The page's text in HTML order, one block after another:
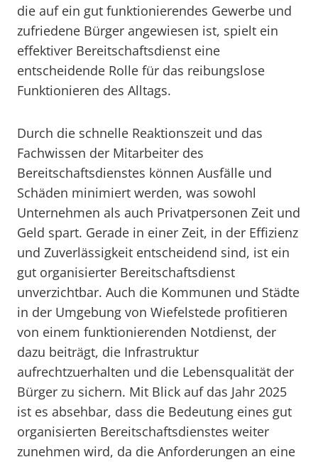
die auf ein gut funktionierendes Gewerbe und
zufriedene Bürger angewiesen ist, spielt ein
effektiver Bereitschaftsdienst eine
entscheidende Rolle für das reibungslose
Funktionieren des Alltags.
Durch die schnelle Reaktionszeit und das
Fachwissen der Mitarbeiter des
Bereitschaftsdienstes können Ausfälle und
Schäden minimiert werden, was sowohl
Unternehmen als auch Privatpersonen Zeit und
Geld spart. Gerade in einer Zeit, in der Effizienz
und Zuverlässigkeit entscheidend sind, ist ein
gut organisierter Bereitschaftsdienst
unverzichtbar. Auch die Kommunen und Städte
in der Umgebung von Wiefelstede profitieren
von einem funktionierenden Notdienst, der
dazu beiträgt, die Infrastruktur
aufrechtzuerhalten und die Lebensqualität der
Bürger zu sichern. Mit Blick auf das Jahr 2025
ist es absehbar, dass die Bedeutung eines gut
organisierten Bereitschaftsdienstes weiter
zunehmen wird, da die Anforderungen an eine